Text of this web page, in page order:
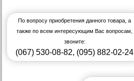
По вопросу приобретения данного товара, а
также по всем интересующим Вас вопросам,
звоните:
(067) 530-08-82, (095) 882-02-24